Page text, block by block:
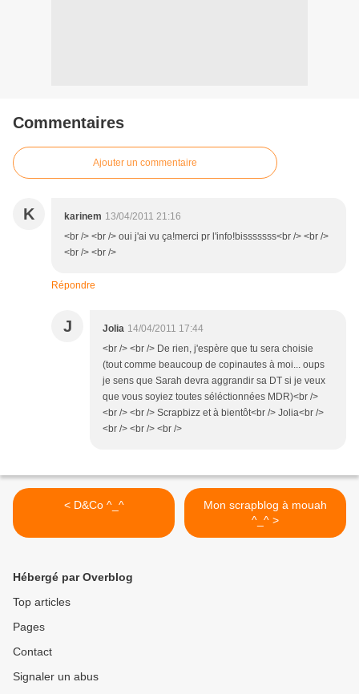
Commentaires
Ajouter un commentaire
K karinem 13/04/2011 21:16
<br /> <br /> oui j'ai vu ça!merci pr l'info!bisssssss<br /> <br />
<br /> <br />
Répondre
J Jolia 14/04/2011 17:44
<br /> <br /> De rien, j'espère que tu sera choisie
(tout comme beaucoup de copinautes à moi... oups
je sens que Sarah devra aggrandir sa DT si je veux
que vous soyiez toutes séléctionnées MDR)<br />
<br /> <br /> Scrapbizz et à bientôt<br /> Jolia<br />
<br /> <br /> <br />
< D&Co ^_^
Mon scrapblog à mouah
^_^ >
Hébergé par Overblog
Top articles
Pages
Contact
Signaler un abus